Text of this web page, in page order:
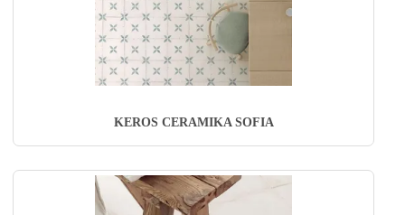
KEROS CERAMIKA SOFIA